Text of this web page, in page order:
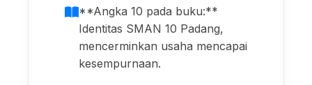
**Angka 10 pada buku:**
Identitas SMAN 10 Padang,
mencerminkan usaha mencapai
kesempurnaan.